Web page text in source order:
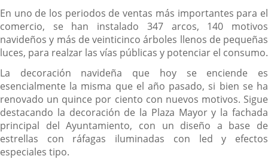
En uno de los periodos de ventas más importantes para el
comercio, se han instalado 347 arcos, 140 motivos
navideños y más de veinticinco árboles llenos de pequeñas
luces, para realzar las vías públicas y potenciar el consumo.
La decoración navideña que hoy se enciende es
esencialmente la misma que el año pasado, si bien se ha
renovado un quince por ciento con nuevos motivos. Sigue
destacando la decoración de la Plaza Mayor y la fachada
principal del Ayuntamiento, con un diseño a base de
estrellas con ráfagas iluminadas con led y efectos
especiales tipo.